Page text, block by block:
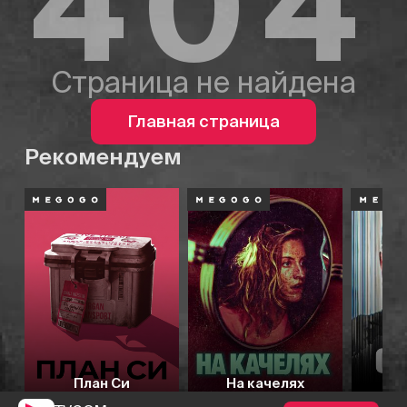
Страница не найдена
Главная страница
Рекомендуем
План Си На качелях